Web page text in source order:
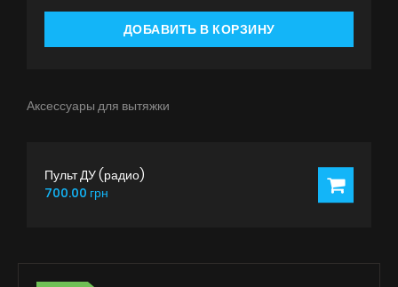
ДОБАВИТЬ В КОРЗИНУ
Аксессуары для вытяжки
Пульт ДУ (радио)
700.00 грн